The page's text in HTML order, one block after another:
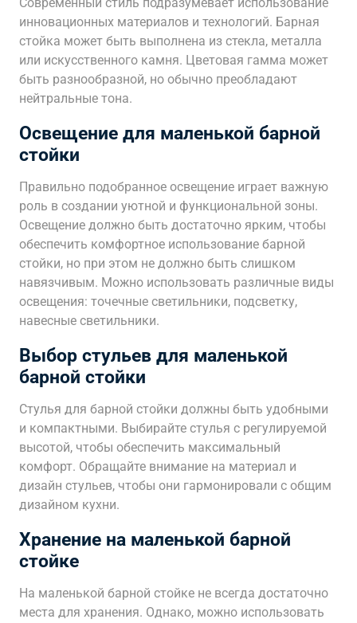
инновационных материалов и технологий. Барная
стойка может быть выполнена из стекла, металла
или искусственного камня. Цветовая гамма может
быть разнообразной, но обычно преобладают
нейтральные тона.
Освещение для маленькой барной
стойки
Правильно подобранное освещение играет важную
роль в создании уютной и функциональной зоны.
Освещение должно быть достаточно ярким, чтобы
обеспечить комфортное использование барной
стойки, но при этом не должно быть слишком
навязчивым. Можно использовать различные виды
освещения: точечные светильники, подсветку,
навесные светильники.
Выбор стульев для маленькой
барной стойки
Стулья для барной стойки должны быть удобными
и компактными. Выбирайте стулья с регулируемой
высотой, чтобы обеспечить максимальный
комфорт. Обращайте внимание на материал и
дизайн стульев, чтобы они гармонировали с общим
дизайном кухни.
Хранение на маленькой барной
стойке
На маленькой барной стойке не всегда достаточно
места для хранения. Однако, можно использовать